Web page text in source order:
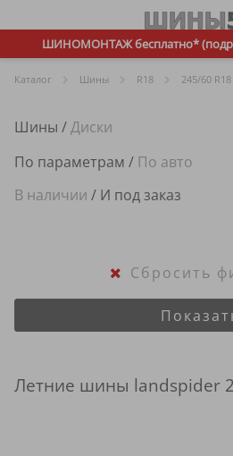
ШИНОМОНТАЖ бесплатно*
Каталог Шины R18 245/60 R18
Шины /Диски
По параметрам / По авто
В наличии / И под заказ
Сбросить
Летние шины landspider